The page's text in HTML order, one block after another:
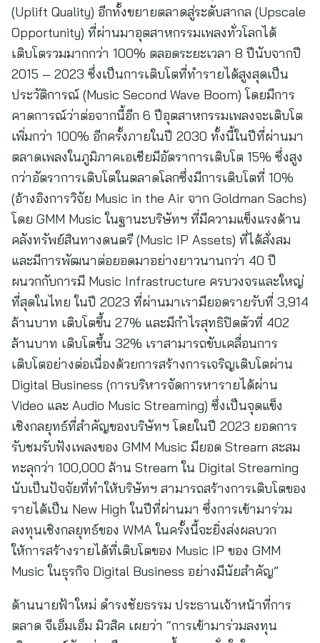
(Uplift Quality) อีกทั้งขยายตลาดสู่ระดับสากล (Upscale
Opportunity) ที่ผ่านมาอุตสาหกรรมเพลงทั่วโลกได้
เติบโตรวมมากกว่า 100% ตลอดระยะเวลา 8 ปีนับจากปี
2015 – 2023 ซึ่งเป็นการเติบโตที่ทำรายได้สูงสุดเป็น
ประวัติการณ์ (Music Second Wave Boom) โดยมีการ
คาดการณ์ว่าต่อจากนี้อีก 6 ปีอุตสาหกรรมเพลงจะเติบโต
เพิ่มกว่า 100% อีกครั้งภายในปี 2030 ทั้งนี้ในปีที่ผ่านมา
ตลาดเพลงในภูมิภาคเอเชียมีอัตราการเติบโต 15% ซึ่งสูง
กว่าอัตราการเติบโตในตลาดโลกซึ่งมีการเติบโตที่ 10%
(อ้างอิงการวิจัย Music in the Air จาก Goldman Sachs)
โดย GMM Music ในฐานะบริษัทฯ ที่มีความแข็งแรงด้าน
คลังทรัพย์สินทางดนตรี (Music IP Assets) ที่ได้สั่งสม
และมีการพัฒนาต่อยอดมาอย่างยาวนานกว่า 40 ปี
ผนวกกับการมี Music Infrastructure ครบวงจรและใหญ่
ที่สุดในไทย ในปี 2023 ที่ผ่านมาเรามียอดรายรับที่ 3,914
ล้านบาท เติบโตขึ้น 27% และมีกำไรสุทธิปิดตัวที่ 402
ล้านบาท เติบโตขึ้น 32% เราสามารถขับเคลื่อนการ
เติบโตอย่างต่อเนื่องด้วยการสร้างการเจริญเติบโตผ่าน
Digital Business (การบริหารจัดการหารายได้ผ่าน
Video และ Audio Music Streaming) ซึ่งเป็นจุดแข็ง
เชิงกลยุทธ์ที่สำคัญของบริษัทฯ โดยในปี 2023 ยอดการ
รับชมรับฟังเพลงของ GMM Music มียอด Stream สะสม
ทะลุกว่า 100,000 ล้าน Stream ใน Digital Streaming
นับเป็นปัจจัยที่ทำให้บริษัทฯ สามารถสร้างการเติบโตของ
รายได้เป็น New High ในปีที่ผ่านมา ซึ่งการเข้ามาร่วม
ลงทุนเชิงกลยุทธ์ของ WMA ในครั้งนี้จะยิ่งส่งผลบวก
ให้การสร้างรายได้ที่เติบโตของ Music IP ของ GMM
Music ในธุรกิจ Digital Business อย่างมีนัยสำคัญ”
ด้านนายฟ้าใหม่ ดํารงชัยธรรม ประธานเจ้าหน้าที่การ
ตลาด จีเอ็มเอ็ม มิวสิค เผยว่า “การเข้ามาร่วมลงทุน